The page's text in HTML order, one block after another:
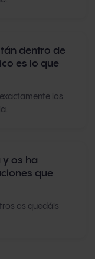
dentro de
es lo que
los
os ha
que
os quedáis